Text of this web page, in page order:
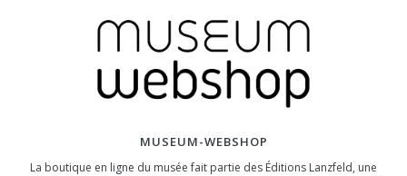
MUSEUM-WEBSHOP
La boutique en ligne du musée fait partie des Éditions Lanzfeld, une